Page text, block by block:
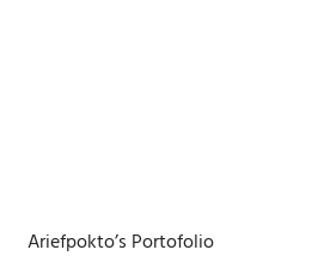
Ariefpokto’s Portofolio